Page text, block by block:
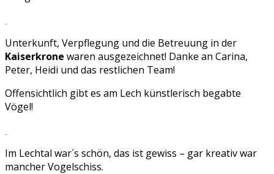
Unterkunft, Verpflegung und die Betreuung in der
Kaiserkrone waren ausgezeichnet! Danke an Carina,
Peter, Heidi und das restlichen Team!
Offensichtlich gibt es am Lech künstlerisch begabte
Vögel!
Im Lechtal war´s schön, das ist gewiss – gar kreativ war
mancher Vogelschiss.